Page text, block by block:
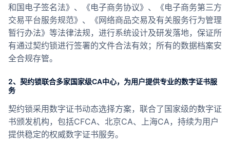
和国电子签名法》、《电子商务协议》、《电子商务第三方
交易平台服务规范》、《网络商品交易及有关服务行为管理
暂行办法》等法律法规，进行系统设计及研发落地，保证所
有通过契约锁进行签署的文件合法有效；所有的数据档案安
全合规存管。
2、契约锁联合多家国家级CA中心，为用户提供专业的数字证书服
务
契约锁采用数字证书动态选择方案，联合了国家级的数字证
书颁发机构，包括CFCA、北京CA、上海CA，持续为用户
提供稳定的权威数字证书服务。